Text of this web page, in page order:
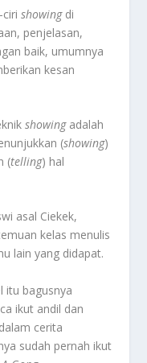
cirishowingdi
penjelasan,
baik, umumnya
kesan
showingadalah
(showing)
(telling) hal
asal Ciekek,
kelas menulis
lain yang didapat.
itu bagusnya
ikut andil dan
cerita
sudah pernah ikut